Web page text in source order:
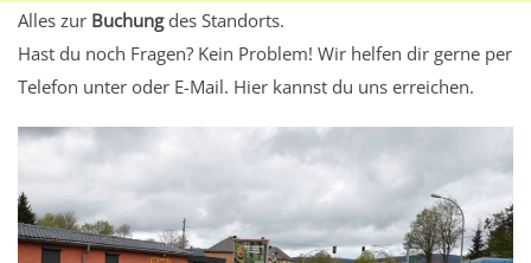
Alles zur Buchungdes Standorts.
Hast du noch Fragen? Kein Problem! Wir helfen dir gerne per
Telefon unter oder E-Mail. Hier kannst du uns erreichen.